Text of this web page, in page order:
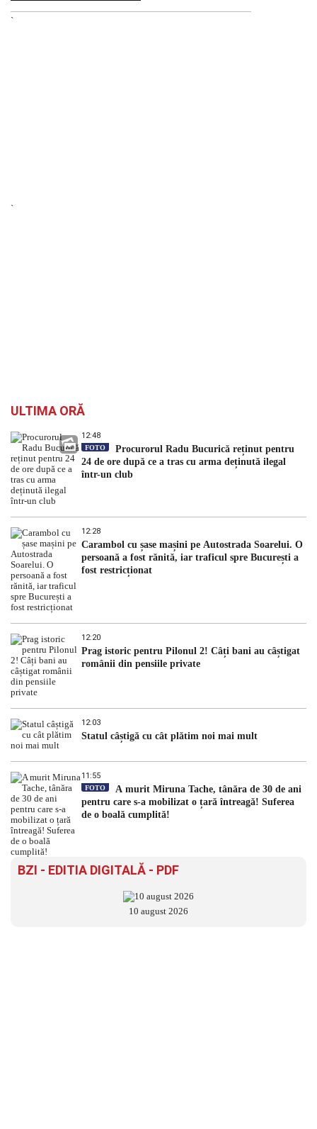
`
`
ULTIMA ORĂ
12:48
FOTO
Procurorul Radu Bucurică reținut pentru
24 de ore după ce a tras cu arma deținută ilegal
într-un club
12:28
Carambol cu șase mașini pe Autostrada Soarelui. O
persoană a fost rănită, iar traficul spre București a
fost restricționat
12:20
Prag istoric pentru Pilonul 2! Câți bani au câștigat
românii din pensiile private
12:03
Statul câștigă cu cât plătim noi mai mult
11:55
FOTO
A murit Miruna Tache, tânăra de 30 de ani
pentru care s-a mobilizat o țară întreagă! Suferea
de o boală cumplită!
BZI - EDITIA DIGITALĂ - PDF
10 august 2026